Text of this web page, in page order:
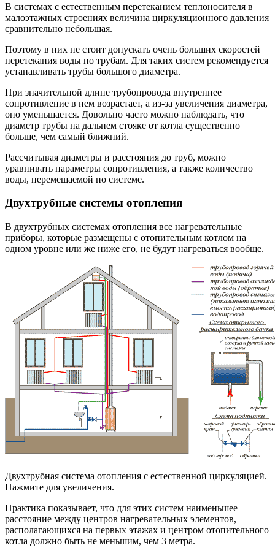
В системах с естественным перетеканием теплоносителя в
малоэтажных строениях величина циркуляционного давления
сравнительно небольшая.
Поэтому в них не стоит допускать очень больших скоростей
перетекания воды по трубам. Для таких систем рекомендуется
устанавливать трубы большого диаметра.
При значительной длине трубопровода внутреннее
сопротивление в нем возрастает, а из-за увеличения диаметра,
оно уменьшается. Довольно часто можно наблюдать, что
диаметр трубы на дальнем стояке от котла существенно
больше, чем самый ближний.
Рассчитывая диаметры и расстояния до труб, можно
уравнивать параметры сопротивления, а также количество
воды, перемещаемой по системе.
Двухтрубные системы отопления
В двухтрубных системах отопления все нагревательные
приборы, которые размещены с отопительным котлом на
одном уровне или же ниже его, не будут нагреваться вообще.
Двухтрубная система отопления с естественной циркуляцией.
Нажмите для увеличения.
Практика показывает, что для этих систем наименьшее
расстояние между центров нагревательных элементов,
располагающихся на первых этажах и центром отопительного
котла должно быть не меньшим, чем 3 метра.